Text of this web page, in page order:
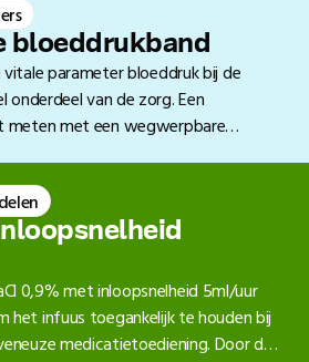
bloeddrukband
parameter bloeddruk bij de
onderdeel van de zorg. Een
meten met een wegwerpbare
0,9% met inloopsnelheid 5ml/uur
het infuus toegankelijk te houden bij
medicatietoediening. Door de